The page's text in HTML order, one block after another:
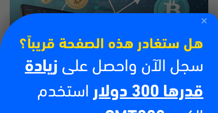
تداول العملات الرقمية للمبتدئين
هل ستغادر هذه الصفحة قريباً؟
سجل الآن واحصل على زيادة
قدرها 300 دولار
استخدم